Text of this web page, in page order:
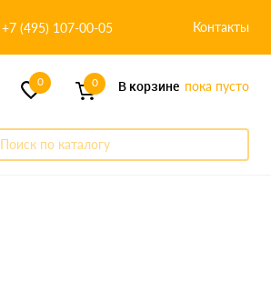
+7 (495) 107-00-05 Контакты
0 0 В корзине пока пусто
Поиск по каталогу